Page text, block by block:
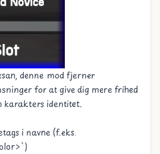
, denne mod fjerner
for at give dig mere frihed
karakters identitet.
i navne (f.eks.
`)